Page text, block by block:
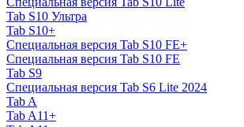
Tab S10 Ультра
Tab S10+
Специальная версия Tab S10 FE+
Специальная версия Tab S10 FE
Tab S9
Специальная версия Tab S6 Lite 2024
Tab A
Tab A11+